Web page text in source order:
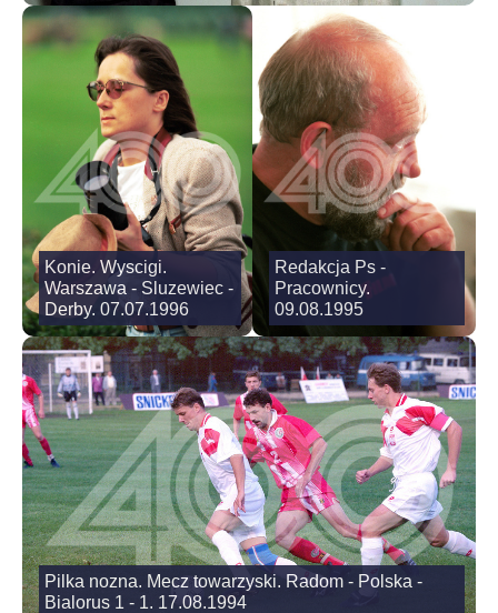
Konie. Wyscigi.
Warszawa - Sluzewiec -
Derby. 07.07.1996
Redakcja Ps -
Pracownicy.
09.08.1995
Pilka nozna. Mecz towarzyski. Radom - Polska -
Bialorus 1 - 1. 17.08.1994